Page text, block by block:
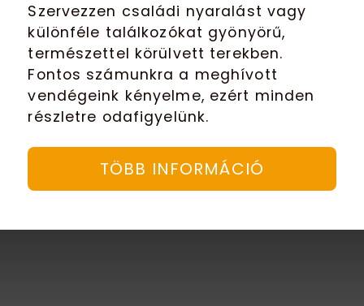
Szervezzen családi nyaralást vagy
különféle találkozókat gyönyörű,
természettel körülvett terekben.
Fontos számunkra a meghívott
vendégeink kényelme, ezért minden
részletre odafigyelünk.
TÖBB INFORMÁCIÓ